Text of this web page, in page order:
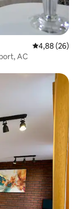
4,88 ud af 5 i
4,88 (26)
AC